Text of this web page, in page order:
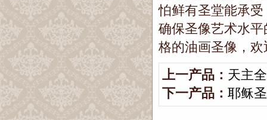
怕鲜有圣堂能承
确保圣像艺术水
格的油画圣像，欢
上一产品： 天主
下一产品： 耶稣